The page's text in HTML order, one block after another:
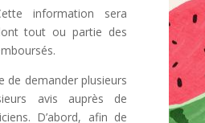
information sera
tout ou partie des
de demander plusieurs
avis auprès de
D’abord, afin de